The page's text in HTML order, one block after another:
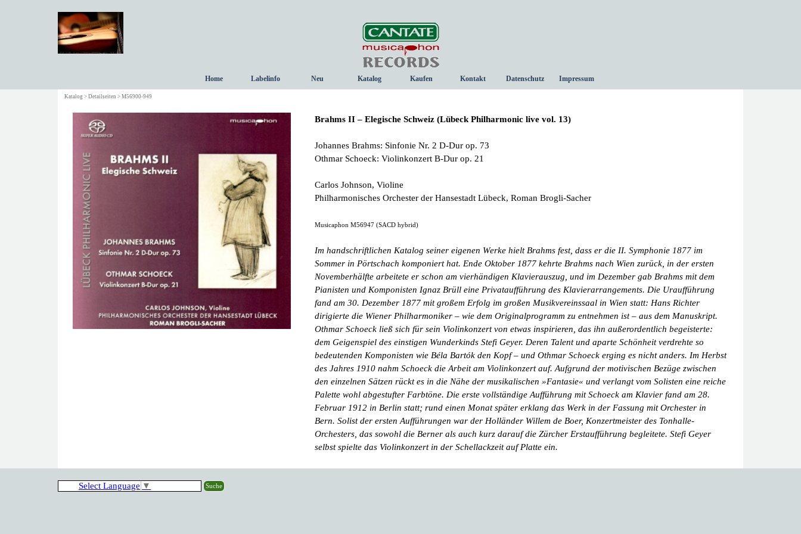
Menü überspringen
Home Labelinfo Neu Katalog ▼
Kaufen Kontakt Datenschutz Impressum
Katalog > Detailseiten > M56900-949
Brahms II – Elegische Schweiz (Lübeck Philharmonic live vol. 13)
Johannes Brahms: Sinfonie Nr. 2 D-Dur op. 73
Othmar Schoeck: Violinkonzert B-Dur op. 21
Carlos Johnson, Violine
Philharmonisches Orchester der Hansestadt Lübeck, Roman Brogli-Sacher
Musicaphon M56947 (SACD hybrid)
Im handschriftlichen Katalog seiner eigenen Werke hielt Brahms fest, dass er die II. Symphonie 1877 im
Sommer in Pörtschach komponiert hat. Ende Oktober 1877 kehrte Brahms nach Wien zurück, in der ersten
Novemberhälfte arbeitete er schon am vierhändigen Klavierauszug, und im Dezember gab Brahms mit dem
Pianisten und Komponisten Ignaz Brüll eine Privataufführung des Klavierarrangements. Die Uraufführung
fand am 30. Dezember 1877 mit großem Erfolg im großen Musikvereinssaal in Wien statt: Hans Richter
dirigierte die Wiener Philharmoniker – wie dem Originalprogramm zu entnehmen ist – aus dem Manuskript.
Othmar Schoeck ließ sich für sein Violinkonzert von etwas inspirieren, das ihn außerordentlich begeisterte:
dem Geigenspiel des einstigen Wunderkinds Stefi Geyer. Deren Talent und aparte Schönheit verdrehte so
bedeutenden Komponisten wie Béla Bartók den Kopf – und Othmar Schoeck erging es nicht anders. Im Herbst
des Jahres 1910 nahm Schoeck die Arbeit am Violinkonzert auf. Aufgrund der motivischen Bezüge zwischen
den einzelnen Sätzen rückt es in die Nähe der musikalischen »Fantasie« und verlangt vom Solisten eine reiche
Palette wohl abgestufter Farbtöne. Die erste vollständige Aufführung mit Schoeck am Klavier fand am 28.
Februar 1912 in Berlin statt; rund einen Monat später erklang das Werk in der Fassung mit Orchester in
Bern. Solist der ersten Aufführungen war der Holländer Willem de Boer, Konzertmeister des Tonhalle-
Orchesters, das sowohl die Berner als auch kurz darauf die Zürcher Erstaufführung begleitete. Stefi Geyer
selbst spielte das Violinkonzert in der Schellackzeit auf Platte ein.
Select Language ▼ Suche